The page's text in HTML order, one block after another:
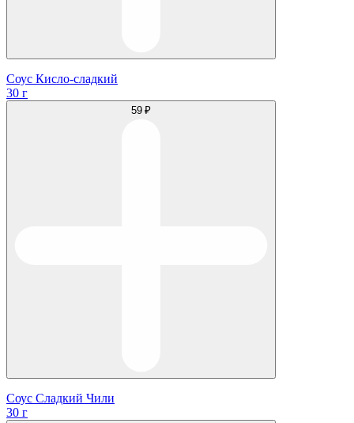
Соус Кисло-сладкий
30 г
59 ₽
Соус Сладкий Чили
30 г